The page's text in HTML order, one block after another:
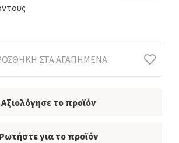
Αξιολόγησε το προϊόν
Ρωτήστε για το προϊόν
ΣΤΑ ΑΓΑΠΗΜΈΝΑ